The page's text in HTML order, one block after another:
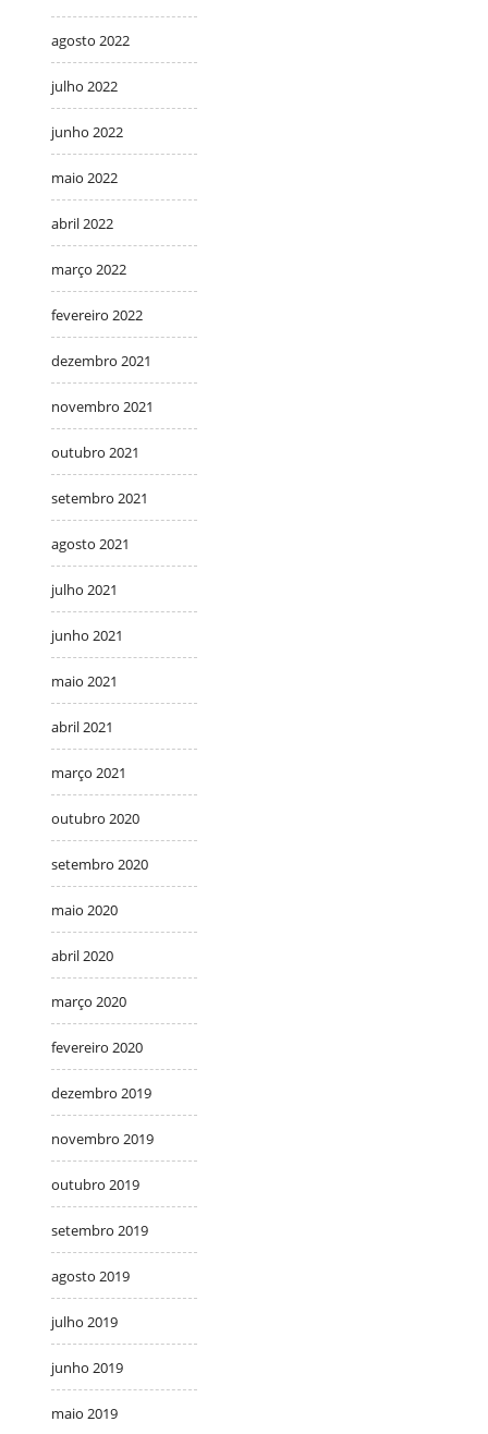
agosto 2022
julho 2022
junho 2022
maio 2022
abril 2022
março 2022
fevereiro 2022
dezembro 2021
novembro 2021
outubro 2021
setembro 2021
agosto 2021
julho 2021
junho 2021
maio 2021
abril 2021
março 2021
outubro 2020
setembro 2020
maio 2020
abril 2020
março 2020
fevereiro 2020
dezembro 2019
novembro 2019
outubro 2019
setembro 2019
agosto 2019
julho 2019
junho 2019
maio 2019